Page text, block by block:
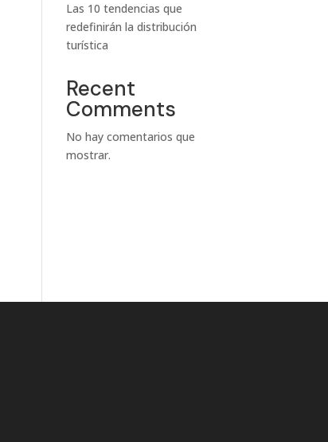
Las 10 tendencias que
redefinirán la distribución
turística
Recent
Comments
No hay comentarios que
mostrar.